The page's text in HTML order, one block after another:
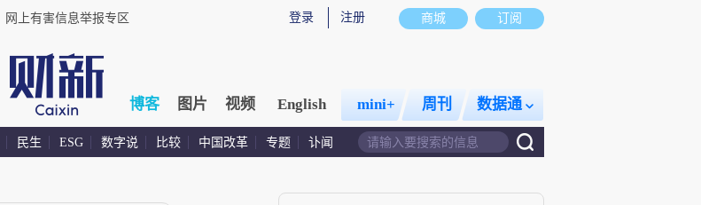
商城 订阅
登录 注册
网上有害信息举报专区
博客 图片 视频 English mini+ 周刊 数据通
民生 ESG 数字说 比较 中国改革 专题 讣闻